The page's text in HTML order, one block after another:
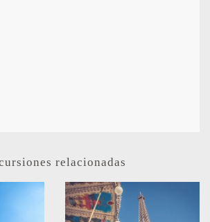
relacionadas